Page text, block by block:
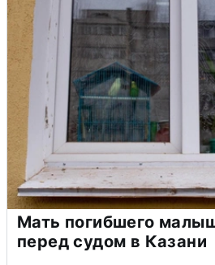
Мать погибшего
перед судом в Казани